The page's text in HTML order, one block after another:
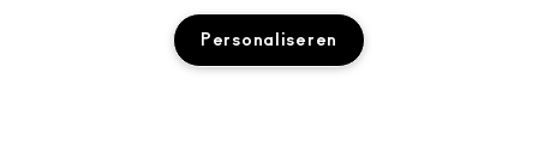
BEWUSTE SCHOONHEID
AANMELDEN VOOR E-MAILSPersonaliseren